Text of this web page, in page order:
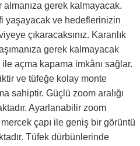
gerek kalmayacak.
yaşayacak ve hedeflerinizin
çıkaracaksınız. Karanlık
gerek kalmayacak
açma kapama imkânı sağlar.
ve tüfeğe kolay monte
sahiptir. Güçlü zoom aralığı
Ayarlanabilir zoom
çapı ile geniş bir görüntü
Tüfek dürbünlerinde